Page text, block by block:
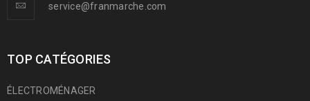
service@franmarche.com
TOP CATÉGORIES
ÉLECTROMÉNAGER